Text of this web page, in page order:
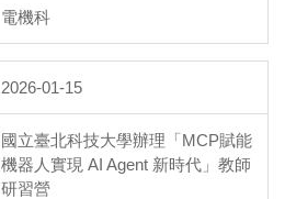
電機科
2026-01-15
國立臺北科技大學辦理「MCP賦能
機器人實現 AI Agent 新時代」教師
研習營